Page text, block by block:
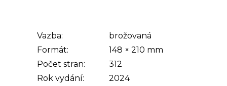
Vazba:
brožovaná
Formát:
148 × 210 mm
Počet stran:
312
Rok vydání:
2024